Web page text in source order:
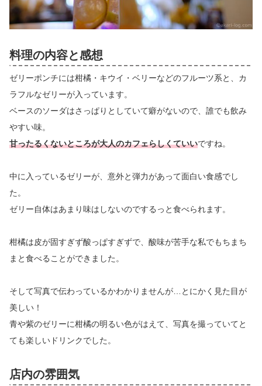
料理の内容と感想
ゼリーポンチには柑橘・キウイ・ベリーなどのフルーツ系と、カ
ラフルなゼリーが入っています。
ベースのソーダはさっぱりとしていて癖がないので、誰でも飲み
やすい味。
甘ったるくないところが大人のカフェらしくていいですね。
中に入っているゼリーが、意外と弾力があって面白い食感でし
た。
ゼリー自体はあまり味はしないのでするっと食べられます。
柑橘は皮が固すぎず酸っぱすぎずで、酸味が苦手な私でもちまち
まと食べることができました。
そして写真で伝わっているかわかりませんが…とにかく見た目が
美しい！
青や紫のゼリーに柑橘の明るい色がはえて、写真を撮っていてと
ても楽しいドリンクでした。
店内の雰囲気